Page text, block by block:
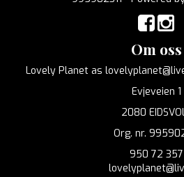
Om oss
Lovely Planet as
Evjeveien 1
2080
Org. nr.
950 72 357